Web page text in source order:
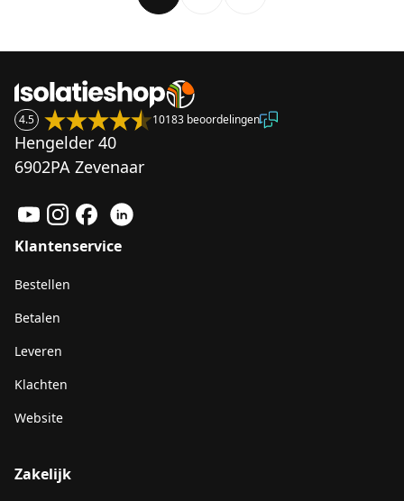
4.5 10183 beoordelingen
Hengelder 40
6902PA Zevenaar
Klantenservice
Bestellen
Betalen
Leveren
Klachten
Website
Zakelijk